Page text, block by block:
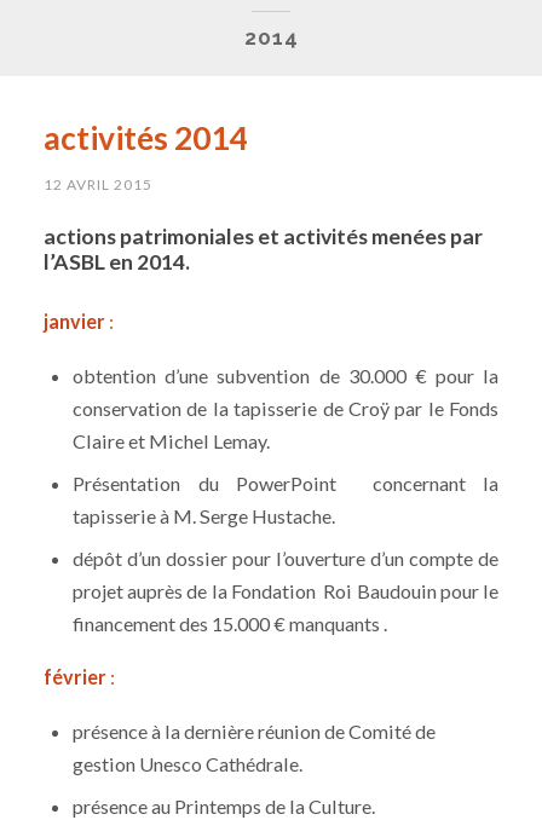
2014
activités 2014
12 AVRIL 2015
actions patrimoniales et activités menées par
l’ASBL en 2014.
janvier:
obtention d’une subvention de 30.000 € pour la
conservation de la tapisserie de Croÿ par le Fonds
Claire et Michel Lemay.
Présentation du PowerPoint concernant la
tapisserie à M. Serge Hustache.
dépôt d’un dossier pour l’ouverture d’un compte de
projet auprès de la Fondation Roi Baudouin pour le
financement des 15.000 € manquants .
février:
présence à la dernière réunion de Comité de
gestion Unesco Cathédrale.
présence au Printemps de la Culture.